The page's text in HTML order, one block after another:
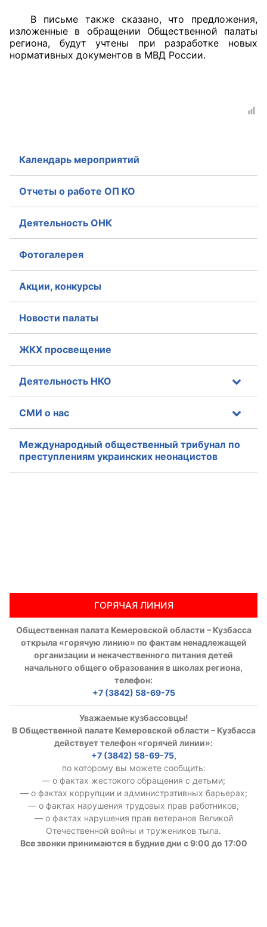
В письме также сказано, что предложения,
изложенные в обращении Общественной палаты
региона, будут учтены при разработке новых
нормативных документов в МВД России.
Календарь мероприятий
Отчеты о работе ОП КО
Деятельность ОНК
Фотогалерея
Акции, конкурсы
Новости палаты
ЖКХ просвещение
Деятельность НКО
СМИ о нас
Международный общественный трибунал по
преступлениям украинских неонацистов
ГОРЯЧАЯ ЛИНИЯ
Общественная палата Кемеровской области – Кузбасса
открыла «горячую линию» по фактам ненадлежащей
организации и некачественного питания детей
начального общего образования в школах региона,
телефон:
+7 (3842) 58-69-75
Уважаемые кузбассовцы!
В Общественной палате Кемеровской области – Кузбасса
действует телефон «горячей линии»:
+7 (3842) 58-69-75,
по которому вы можете сообщить:
— о фактах жестокого обращения с детьми;
— о фактах коррупции и административных барьерах;
— о фактах нарушения трудовых прав работников;
— о фактах нарушения прав ветеранов Великой
Отечественной войны и тружеников тыла.
Все звонки принимаются в будние дни с 9:00 до 17:00